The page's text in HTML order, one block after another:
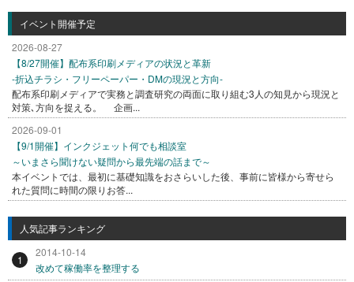
イベント開催予定
2026-08-27
【8/27開催】配布系印刷メディアの状況と革新
-折込チラシ・フリーペーパー・DMの現況と方向-
配布系印刷メディアで実務と調査研究の両面に取り組む3人の知見から現況と
対策､方向を捉える。 企画...
2026-09-01
【9/1開催】インクジェット何でも相談室
～いまさら聞けない疑問から最先端の話まで～
本イベントでは、最初に基礎知識をおさらいした後、事前に皆様から寄せら
れた質問に時間の限りお答...
人気記事ランキング
1
2014-10-14
改めて稼働率を整理する